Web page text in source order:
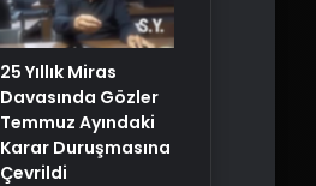
25 Yıllık Miras
Davasında Gözler
Temmuz Ayındaki
Karar Duruşmasına
Çevrildi